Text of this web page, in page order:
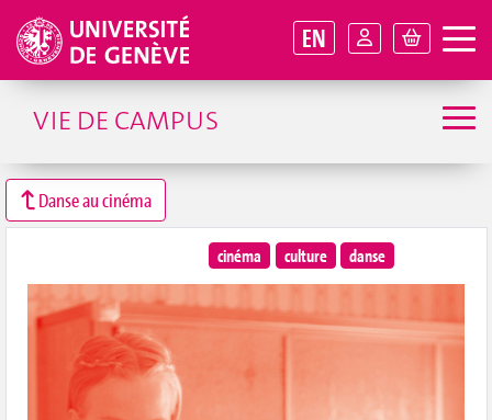
EN
VIE DE CAMPUS
Danse au cinéma
cinéma culture danse